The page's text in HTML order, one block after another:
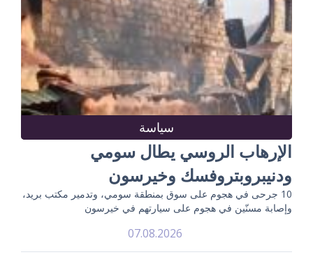
سياسة
الإرهاب الروسي يطال سومي
ودنيبروبتروفسك وخيرسون
10 جرحى في هجوم على سوق بمنطقة سومي، وتدمير مكتب بريد،
وإصابة مسنّين في هجوم على سيارتهم في خيرسون
07.08.2026